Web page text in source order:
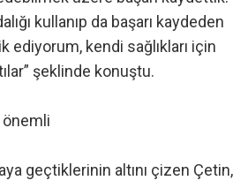
kullanıp da başarı kaydeden
ediyorum, kendi sağlıkları için
şeklinde konuştu.
geçtiklerinin altını çizen Çetin,